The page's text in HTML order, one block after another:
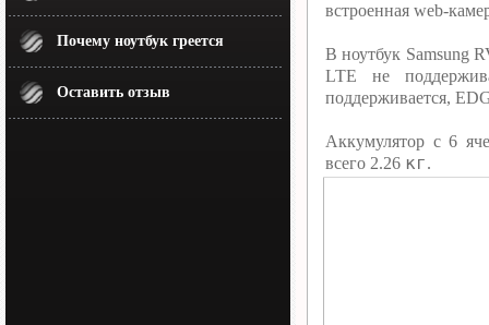
Почему ноутбук греется
Оставить отзыв
встроенная web-
В ноутбук Samsung
LTE не
поддерживается,
Аккумулятор c 6
всего 2.26 кг.